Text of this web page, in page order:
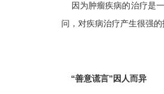
因为肿瘤疾病的治疗是一
问，对疾病治疗产生很强
“善意谎言”因人而异